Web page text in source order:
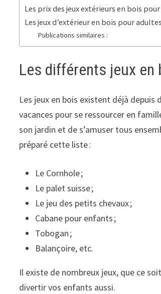
Les prix des jeux extérieurs en bois
Les jeux d’extérieur en bois pour adultes
Publications similaires :
Les différents jeux en
Les jeux en bois existent déjà depuis
vacances pour se ressourcer en
son jardin et de s’amuser tous
préparé cette liste :
Le Cornhole ;
Le palet suisse ;
Le jeu des petits chevaux ;
Cabane pour enfants ;
Tobogan ;
Balançoire, etc.
Il existe de nombreux jeux, que ce
divertir vos enfants aussi.